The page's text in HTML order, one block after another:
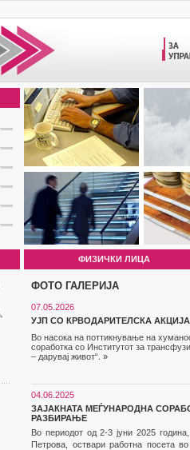
ФИЗИЧКИ ЛИЦА
ФОТО ГАЛЕРИЈА
07.05.2026
УЈП СО КРВОДАРИТЕЛСКА
Во насока на поттикнување на
соработка со Институтот за
– дарувај живот“. »
04.06.2025
ЗАЈАКНАТА МЕЃУНАРОДНА
РАЗБИРАЊЕ
Во периодот од 2-3 јуни 2025
Петрова, оствари работна посета